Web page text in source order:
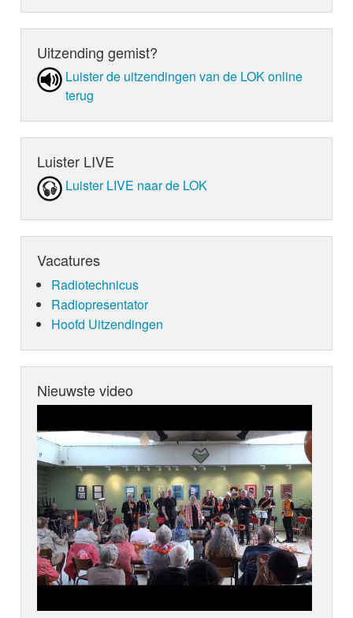
Uitzending gemist?
Luister de uit­zen­din­gen van de LOK online
terug
Luister LIVE
Luister LIVE naar de LOK
Vacatures
Radiotechnicus
Radiopresentator
Hoofd Uitzendingen
Nieuwste video